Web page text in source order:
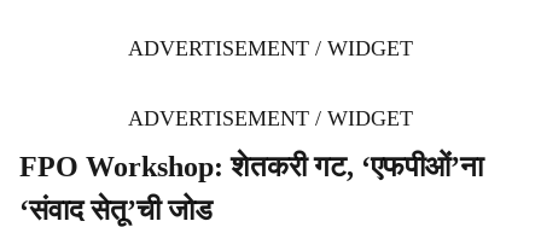
ADVERTISEMENT / WIDGET
ADVERTISEMENT / WIDGET
FPO Workshop: शेतकरी गट, ‘एफपीओं’ना
‘संवाद सेतू’ची जोड